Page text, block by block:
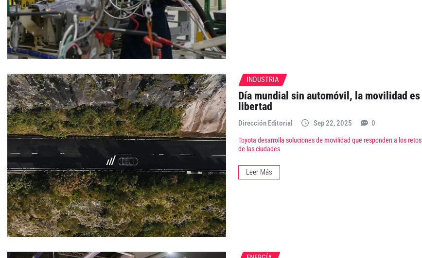
INDUSTRIA
Día mundial sin automóvil, la movilidad es
libertad
Dirección Editorial Sep 22, 2025 0
Toyota desarrolla soluciones de movilidad que responden a los retos
de las ciudades
Leer Más